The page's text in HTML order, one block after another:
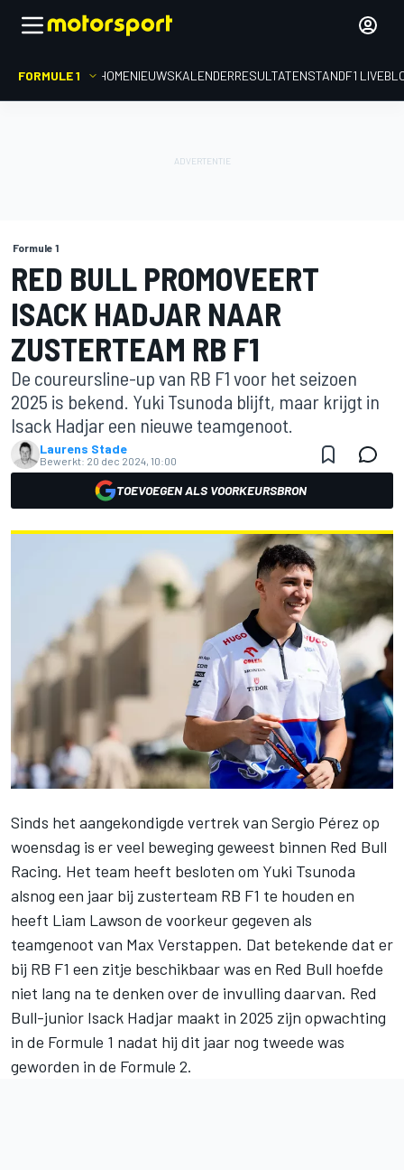
FORMULE 1 HOMENIEUWSKALENDERRESULTATENSTANDF1
Formule 1
RED BULL PROMOVEERT
ISACK HADJAR NAAR
ZUSTERTEAM RB F1
De coureursline-up van RB F1 voor het seizoen
2025 is bekend. Yuki Tsunoda blijft, maar krijgt in
Isack Hadjar een nieuwe teamgenoot.
Laurens Stade
Bewerkt: 20 dec 2024, 10:00
TOEVOEGEN ALS VOORKEURSBRON
Sinds het aangekondigde vertrek van Sergio Pérez op
woensdag is er veel beweging geweest binnen Red Bull
Racing. Het team heeft besloten om Yuki Tsunoda
alsnog een jaar bij zusterteam RB F1 te houden en
heeft Liam Lawson de voorkeur gegeven als
teamgenoot van Max Verstappen. Dat betekende dat er
bij RB F1 een zitje beschikbaar was en Red Bull hoefde
niet lang na te denken over de invulling daarvan. Red
Bull-junior Isack Hadjar maakt in 2025 zijn opwachting
in de Formule 1 nadat hij dit jaar nog tweede was
geworden in de Formule 2.